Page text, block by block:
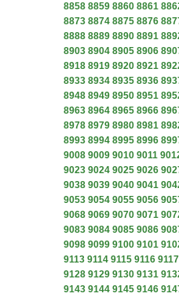
8858 8859 8860 8861
8873 8874 8875 8876
8888 8889 8890 8891
8903 8904 8905 8906
8918 8919 8920 8921
8933 8934 8935 8936
8948 8949 8950 8951
8963 8964 8965 8966
8978 8979 8980 8981
8993 8994 8995 8996
9008 9009 9010 9011
9023 9024 9025 9026
9038 9039 9040 9041
9053 9054 9055 9056
9068 9069 9070 9071
9083 9084 9085 9086
9098 9099 9100 9101
9113 9114 9115 9116 9117
9128 9129 9130 9131
9143 9144 9145 9146